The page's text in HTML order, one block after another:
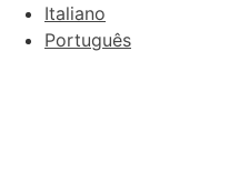
Italiano
Português